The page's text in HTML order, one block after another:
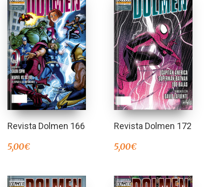
Revista Dolmen 166
5,00€
Revista Dolmen 172
5,00€